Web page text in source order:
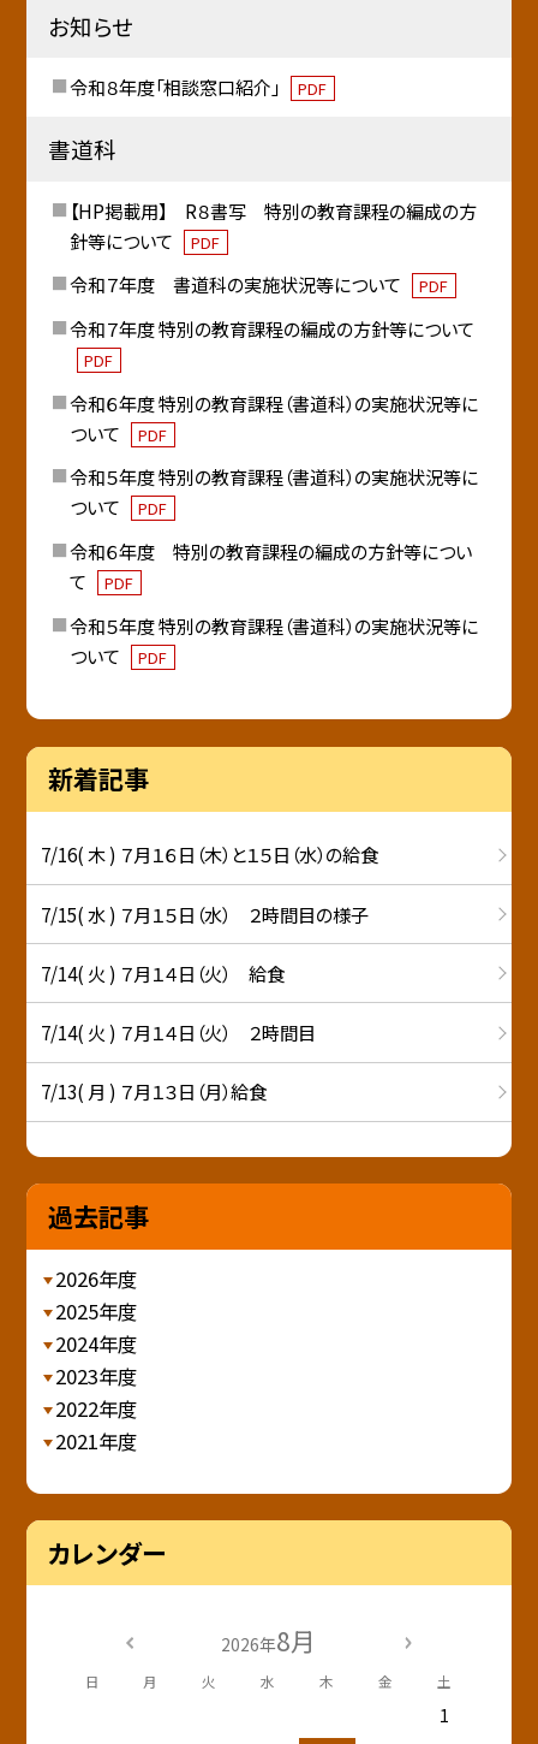
お知らせ
令和８年度「相談窓口紹介」 PDF
書道科
【HP掲載用】 R８書写 特別の教育課程の編成の方
針等について
PDF
令和７年度 書道科の実施状況等について PDF
令和７年度 特別の教育課程の編成の方針等について
PDF
令和６年度 特別の教育課程（書道科）の実施状況等に
ついて
PDF
令和５年度 特別の教育課程（書道科）の実施状況等に
ついて
PDF
令和６年度 特別の教育課程の編成の方針等につい
て
PDF
令和５年度 特別の教育課程（書道科）の実施状況等に
ついて
PDF
新着記事
7/16( 木 ) ７月１６日（木）と１５日（水）の給食
7/15( 水 ) ７月１５日（水） ２時間目の様子
7/14( 火 ) ７月１４日（火） 給食
7/14( 火 ) ７月１４日（火） ２時間目
7/13( 月 ) ７月１３日（月）給食
過去記事
2026年度
2025年度
2024年度
2023年度
2022年度
2021年度
カレンダー
2026年8月
日 月 火 水 木 金 土
1